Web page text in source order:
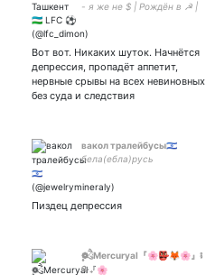
- я же не $ | Рождён в ☭ |
читаю не всех, однако
спасибо тем, кто читает
меня😉 | #YNWA ⚽
#Liverpool FC fan
Вот вот. Никаких шуток. Начнётся
депрессия, пропадёт аппетит,
нервные срывы на всех невиновных
без суда и следствия
вакол тралейбусы🇮🇱
бела(ебла)русь
Пиздец депрессия
❁ཻུ۪۪Mercuryal『🌸👺🦊🌸』⨾
༉‧₊